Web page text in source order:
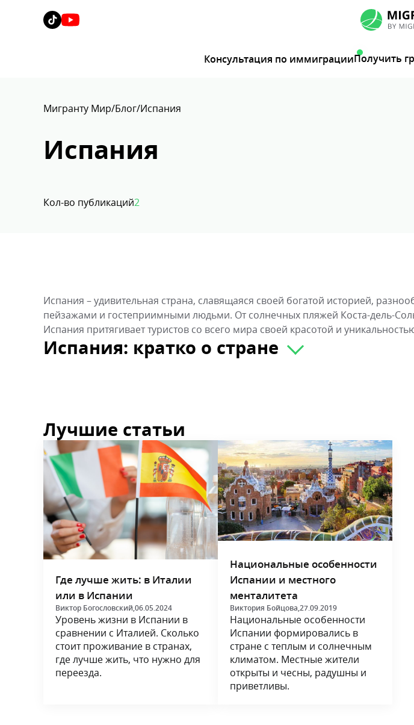
Консультация по иммиграцииПолучить
Мигранту Мир Блог Испания
Испания
Кол-во публикаций2
Испания – удивительная страна, славящаяся своей богатой историей,
пейзажами и гостеприимными людьми. От солнечных пляжей Коста-дель-
Испания притягивает туристов со всего мира своей красотой и
Испания: кратко о стране
Лучшие статьи
Где лучше жить: в Италии
или в Испании
Виктор Богословский,06.05.2024
Уровень жизни в Испании в
сравнении с Италией. Сколько
стоит проживание в странах,
где лучше жить, что нужно для
переезда.
Национальные особенности
Испании и местного
менталитета
Виктория Бойцова,27.09.2019
Национальные особенности
Испании формировались в
стране с теплым и солнечным
климатом. Местные жители
открыты и чесны, радушны и
приветливы.